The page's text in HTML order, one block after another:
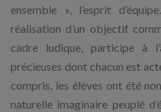
ensemble », l’esprit
réalisation d’un objectif
cadre ludique, participe à
précieuses dont chacun est
compris, les élèves ont été
naturelle imaginaire peuplé